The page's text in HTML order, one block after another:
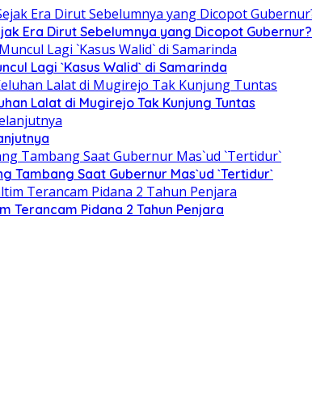
Era Dirut Sebelumnya yang Dicopot Gubernur?
Lagi `Kasus Walid` di Samarinda
Lalat di Mugirejo Tak Kunjung Tuntas
Tambang Saat Gubernur Mas`ud `Tertidur`
Terancam Pidana 2 Tahun Penjara